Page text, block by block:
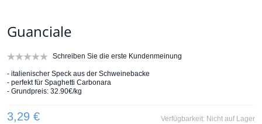
Guanciale
Schreiben Sie die erste Kundenmeinung
- italienischer Speck aus der Schweinebacke
- perfekt für Spaghetti Carbonara
- Grundpreis: 32.90€/kg
Verfügbarkeit: Nicht auf Lager
3,29 €